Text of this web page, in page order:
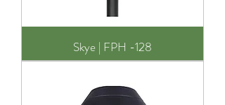
Skye | FPH -128